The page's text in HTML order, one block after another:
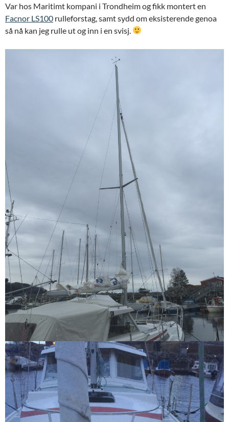
Var hos Maritimt kompani i Trondheim og fikk montert en
Facnor LS100 rulleforstag, samt sydd om eksisterende genoa
så nå kan jeg rulle ut og inn i en svisj.